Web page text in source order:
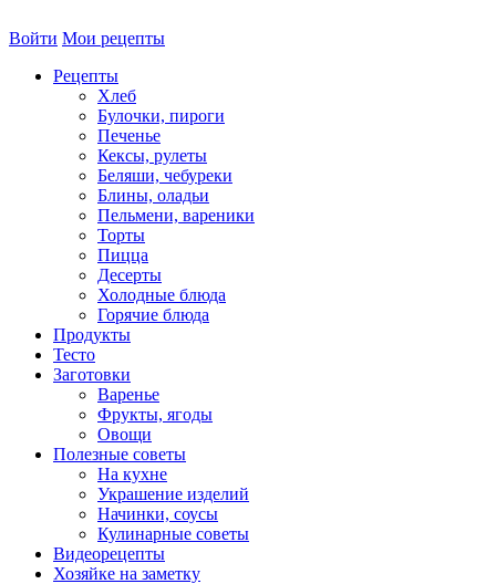
Войти Мои рецепты
Рецепты
Хлеб
Булочки, пироги
Печенье
Кексы, рулеты
Беляши, чебуреки
Блины, оладьи
Пельмени, вареники
Торты
Пицца
Десерты
Холодные блюда
Горячие блюда
Продукты
Тесто
Заготовки
Варенье
Фрукты, ягоды
Овощи
Полезные советы
На кухне
Украшение изделий
Начинки, соусы
Кулинарные советы
Видеорецепты
Хозяйке на заметку